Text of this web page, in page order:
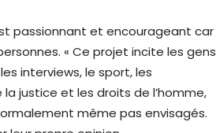
passionnant et encourageant car
« Ce projet incite les gens
interviews, le sport, les
justice et les droits de l’homme,
même pas envisagés.